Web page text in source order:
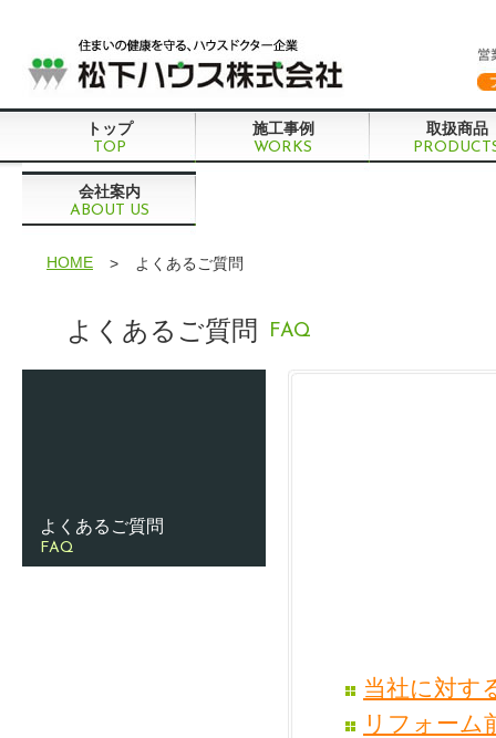
トップ
TOP
施工事例
WORKS
取扱商品
会社案内
ABOUT US
HOME > よくあるご質問
よくあるご質問 FAQ
当社に対す
リフォーム
よくあるご質問
FAQ